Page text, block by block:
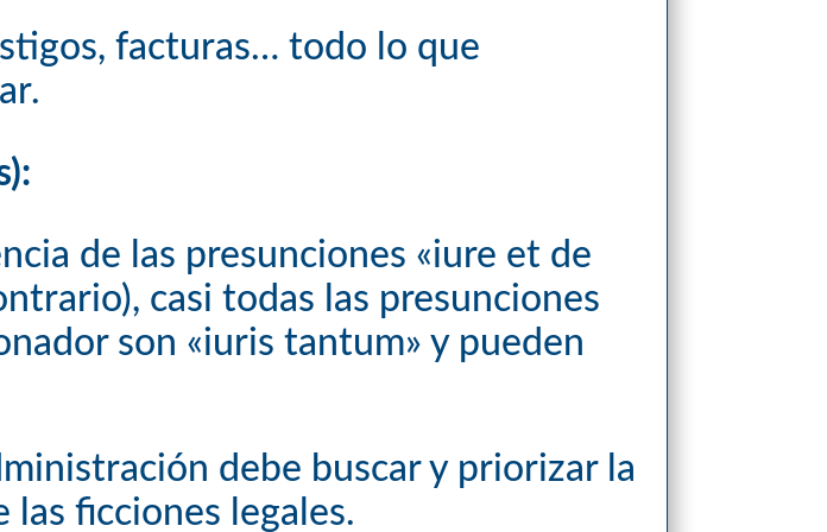
facturas… todo lo que
de las presunciones «iure et de
casi todas las presunciones
son «iuris tantum» y pueden
debe buscar y priorizar la
las ficciones legales.